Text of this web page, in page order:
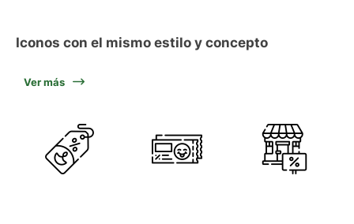
Iconos con el mismo estilo y concepto
Ver más